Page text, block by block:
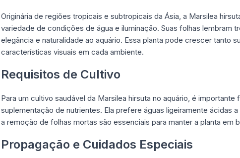
Originária de regiões tropicais e subtropicais da Ásia, a Marsilea
variedade de condições de água e iluminação. Suas folhas lembram
elegância e naturalidade ao aquário. Essa planta pode crescer tanto
características visuais em cada ambiente.
Requisitos de Cultivo
Para um cultivo saudável da Marsilea hirsuta no aquário, é
suplementação de nutrientes. Ela prefere águas ligeiramente ácidas
a remoção de folhas mortas são essenciais para manter a planta em
Propagação e Cuidados Especiais